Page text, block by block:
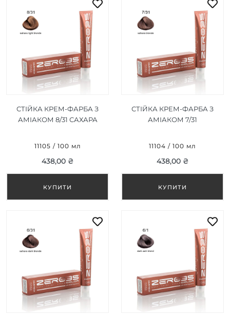
СТІЙКА КРЕМ-ФАРБА З
АМІАКОМ 8/31 САХАРА
BLONDE 100ML
11105 / 100 мл
438,00 ₴
СТІЙКА КРЕМ-ФАРБА З
АМІАКОМ 7/31
BLONDE 100ML
11104 / 100 мл
438,00 ₴